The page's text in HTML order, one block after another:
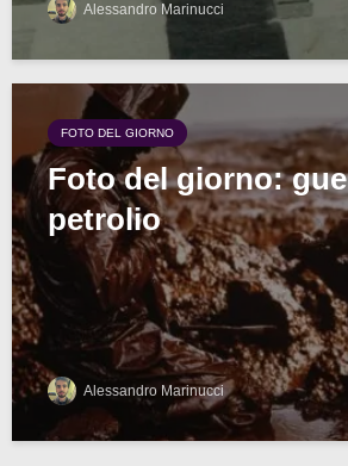
Alessandro Marinucci
FOTO DEL GIORNO
Foto del giorno:
petrolio
Alessandro Marinucci